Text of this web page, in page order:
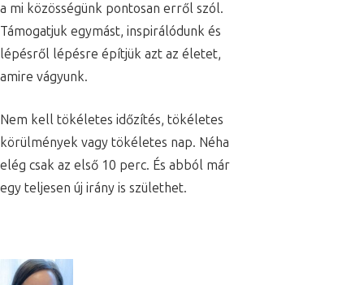
a mi közösségünk pontosan erről szól.
Támogatjuk egymást, inspirálódunk és
lépésről lépésre építjük azt az életet,
amire vágyunk.
Nem kell tökéletes időzítés, tökéletes
körülmények vagy tökéletes nap. Néha
elég csak az első 10 perc. És abból már
egy teljesen új irány is születhet.